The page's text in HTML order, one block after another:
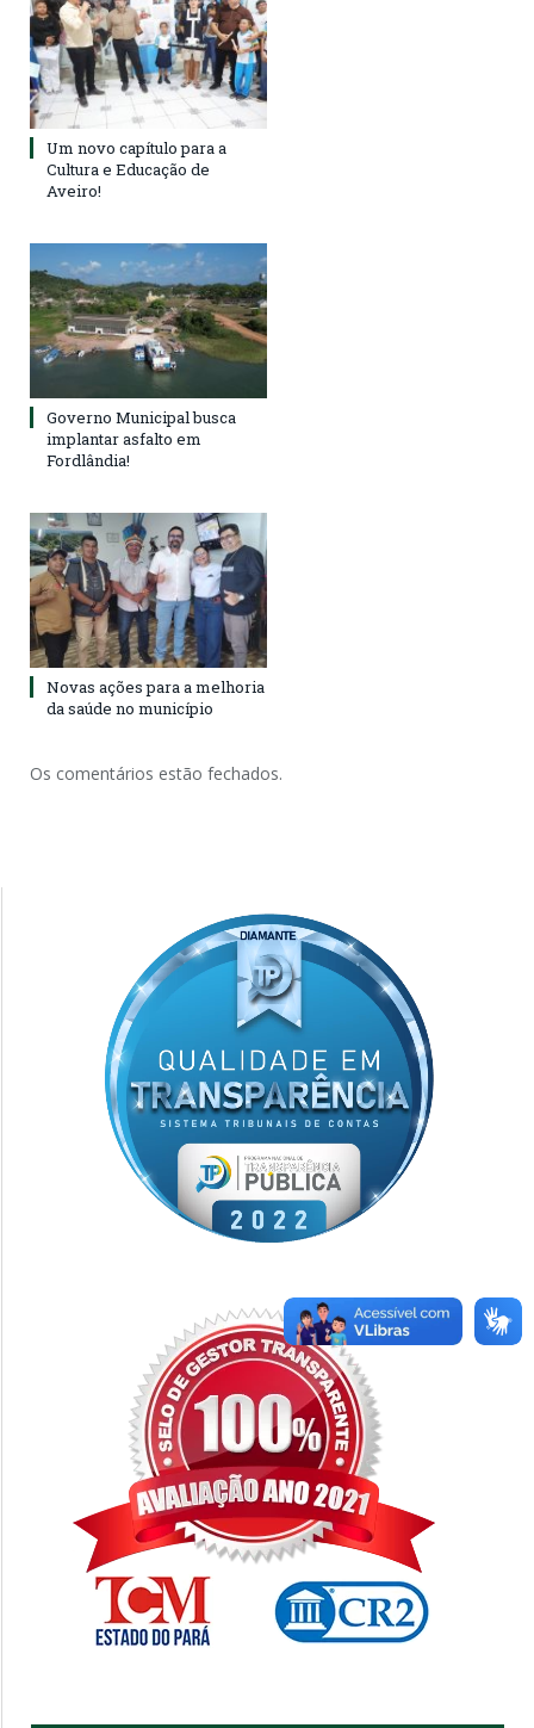
Um novo capítulo para a
Cultura e Educação de
Aveiro!
Governo Municipal busca
implantar asfalto em
Fordlândia!
Novas ações para a melhoria
da saúde no município
Os comentários estão fechados.